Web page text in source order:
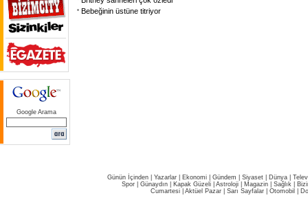
Google Arama
Bebeğinin üstüne titriyor
Günün İçinden Yazarlar Ekonomi Gündem Siyaset Dünya |
Spor
Günaydın Kapak Güzeli Astroloji Magazin Sağlık
Cumartesi| Aktüel Pazar| Sarı Sayfalar| Otomobil